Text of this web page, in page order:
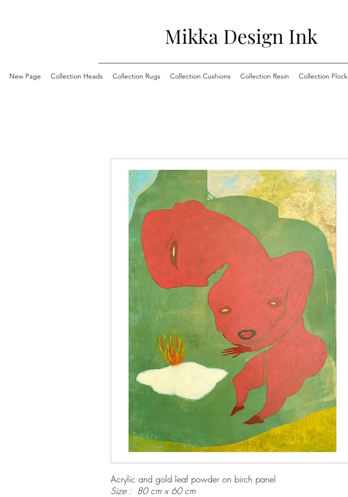
Mikka Design Ink
New Page Collection Heads Collection Rugs Collection Cushions Collection Resin Collection Flock
Acrylic and gold leaf powder on birch panel
Size : 80 cm x 60 cm